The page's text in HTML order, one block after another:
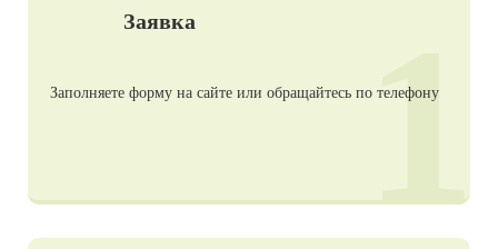
Заявка
Заполняете форму на сайте или обращайтесь по телефону
1